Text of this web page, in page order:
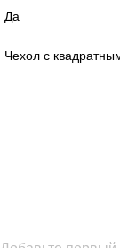
Да
Чехол с